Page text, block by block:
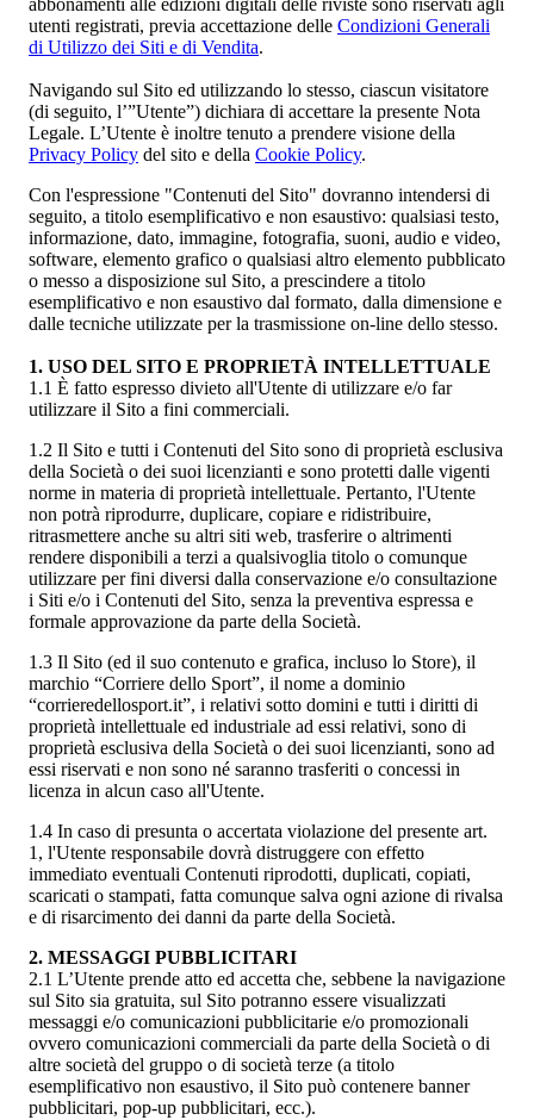
abbonamenti alle edizioni digitali delle riviste sono riservati agli
utenti registrati, previa accettazione delle Condizioni Generali
di Utilizzo dei Siti e di Vendita.
Navigando sul Sito ed utilizzando lo stesso, ciascun visitatore
(di seguito, l’”Utente”) dichiara di accettare la presente Nota
Legale. L’Utente è inoltre tenuto a prendere visione della
Privacy Policy del sito e della Cookie Policy.
Con l'espressione "Contenuti del Sito" dovranno intendersi di
seguito, a titolo esemplificativo e non esaustivo: qualsiasi testo,
informazione, dato, immagine, fotografia, suoni, audio e video,
software, elemento grafico o qualsiasi altro elemento pubblicato
o messo a disposizione sul Sito, a prescindere a titolo
esemplificativo e non esaustivo dal formato, dalla dimensione e
dalle tecniche utilizzate per la trasmissione on-line dello stesso.
1. USO DEL SITO E PROPRIETÀ INTELLETTUALE
1.1 È fatto espresso divieto all'Utente di utilizzare e/o far
utilizzare il Sito a fini commerciali.
1.2 Il Sito e tutti i Contenuti del Sito sono di proprietà esclusiva
della Società o dei suoi licenzianti e sono protetti dalle vigenti
norme in materia di proprietà intellettuale. Pertanto, l'Utente
non potrà riprodurre, duplicare, copiare e ridistribuire,
ritrasmettere anche su altri siti web, trasferire o altrimenti
rendere disponibili a terzi a qualsivoglia titolo o comunque
utilizzare per fini diversi dalla conservazione e/o consultazione
i Siti e/o i Contenuti del Sito, senza la preventiva espressa e
formale approvazione da parte della Società.
1.3 Il Sito (ed il suo contenuto e grafica, incluso lo Store), il
marchio “Corriere dello Sport”, il nome a dominio
“corrieredellosport.it”, i relativi sotto domini e tutti i diritti di
proprietà intellettuale ed industriale ad essi relativi, sono di
proprietà esclusiva della Società o dei suoi licenzianti, sono ad
essi riservati e non sono né saranno trasferiti o concessi in
licenza in alcun caso all'Utente.
1.4 In caso di presunta o accertata violazione del presente art.
1, l'Utente responsabile dovrà distruggere con effetto
immediato eventuali Contenuti riprodotti, duplicati, copiati,
scaricati o stampati, fatta comunque salva ogni azione di rivalsa
e di risarcimento dei danni da parte della Società.
2. MESSAGGI PUBBLICITARI
2.1 L’Utente prende atto ed accetta che, sebbene la navigazione
sul Sito sia gratuita, sul Sito potranno essere visualizzati
messaggi e/o comunicazioni pubblicitarie e/o promozionali
ovvero comunicazioni commerciali da parte della Società o di
altre società del gruppo o di società terze (a titolo
esemplificativo non esaustivo, il Sito può contenere banner
pubblicitari, pop-up pubblicitari, ecc.).